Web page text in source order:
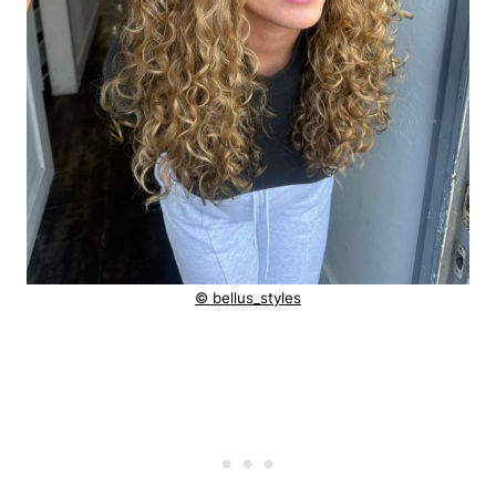
© bellus_styles